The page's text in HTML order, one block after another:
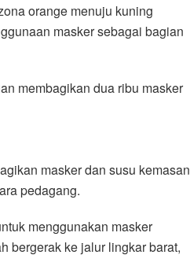
orange menuju kuning
masker sebagai bagian
membagikan dua ribu masker
masker dan susu kemasan
pedagang.
menggunakan masker
bergerak ke jalur lingkar barat,